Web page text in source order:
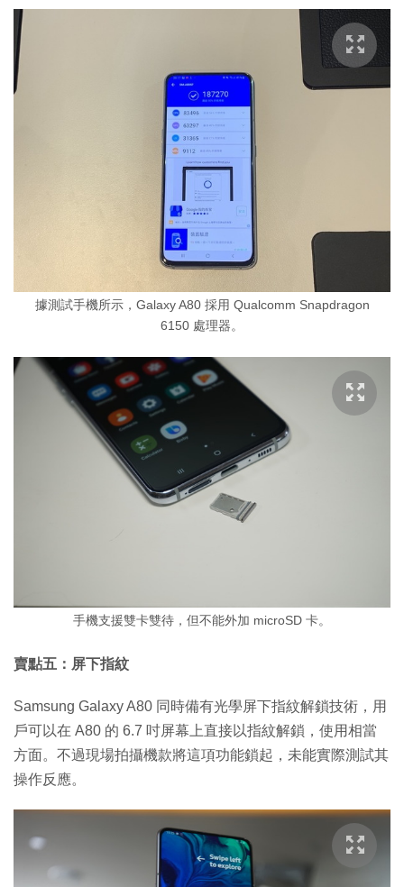
據測試手機所示，Galaxy A80 採用 Qualcomm Snapdragon
6150 處理器。
手機支援雙卡雙待，但不能外加 microSD 卡。
賣點五：屏下指紋
Samsung Galaxy A80 同時備有光學屏下指紋解鎖技術，用
戶可以在 A80 的 6.7 吋屏幕上直接以指紋解鎖，使用相當
方面。不過現場拍攝機款將這項功能鎖起，未能實際測試其
操作反應。